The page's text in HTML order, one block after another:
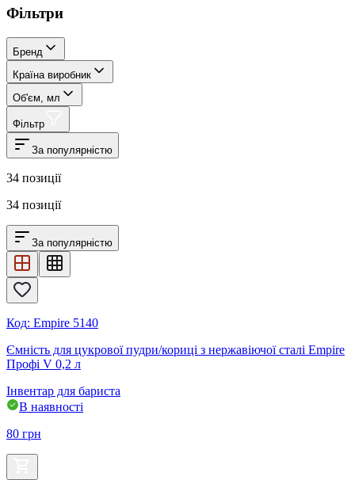
Фільтри
Бренд
Країна виробник
Об'єм, мл
Фільтр
За популярністю
34 позиції
34 позиції
За популярністю
Код: Empire 5140
Ємність для цукрової пудри/кориці з нержавіючої сталі Empire
Профі V 0,2 л
Інвентар для бариста
В наявності
80 грн